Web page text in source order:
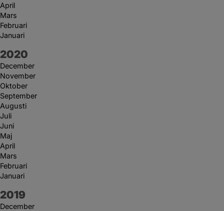
April
Mars
Februari
Januari
År:
2020
December
November
Oktober
September
Augusti
Juli
Juni
Maj
April
Mars
Februari
Januari
År:
2019
December